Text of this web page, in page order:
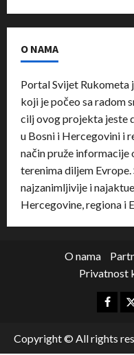
O NAMA
Portal Svijet Rukometa
koji je počeo sa radom
cilj ovog projekta jeste
u Bosni i Hercegovini i
način pruže informacije
terenima diljem
najzanimljivije i
Hercegovine, regiona i
O nama
Privatnost
Copyright © All rights